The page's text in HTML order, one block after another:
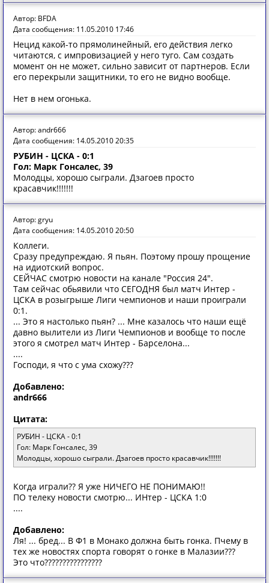
Автор: BFDA
Дата сообщения: 11.05.2010 17:46
Нецид какой-то прямолинейный, его действия легко
читаются, с импровизацией у него туго. Сам создать
момент он не может, сильно зависит от партнеров. Если
его перекрыли защитники, то его не видно вообще.
Нет в нем огонька.
Автор: andr666
Дата сообщения: 14.05.2010 20:35
РУБИН - ЦСКА - 0:1
Гол: Марк Гонсалес, 39
Молодцы, хорошо сыграли. Дзагоев просто
красавчик!!!!!!!
Автор: gryu
Дата сообщения: 14.05.2010 20:50
Коллеги.
Сразу предупреждаю. Я пьян. Поэтому прошу прощение
на идиотский вопрос.
СЕЙЧАС смотрю новости на канале "Россия 24".
Там сейчас обьявили что СЕГОДНЯ был матч Интер -
ЦСКА в розыгрыше Лиги чемпионов и наши проиграли
0:1.
... Это я настолько пьян? ... Мне казалось что наши ещё
давно вылители из Лиги Чемпионов и вообще то после
этого я смотрел матч Интер - Барселона...
....
Господи, я что с ума схожу???
Добавлено:
andr666
Цитата:
РУБИН - ЦСКА - 0:1
Гол: Марк Гонсалес, 39
Молодцы, хорошо сыграли. Дзагоев просто красавчик!!!!!!!
Когда играли?? Я уже НИЧЕГО НЕ ПОНИМАЮ!!
ПО телеку новости смотрю... ИНтер - ЦСКА 1:0
....
Добавлено:
Ля! ... бред... В Ф1 в Монако должна быть гонка. Пчему в
тех же новостях спорта говорят о гонке в Малазии???
Это что????????????????